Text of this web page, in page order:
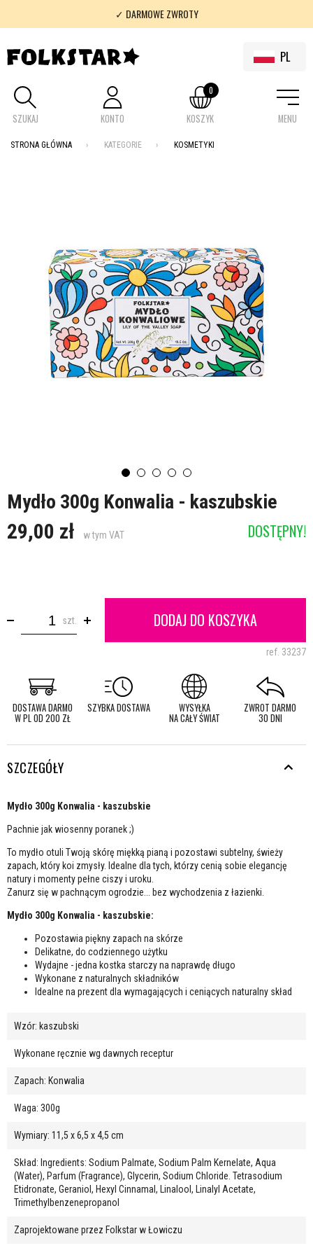
✓ DARMOWE ZWROTY
✓ 100% FOLKLOR
PL
SZUKAJ KONTO KOSZYK
0
MENU
STRONA GŁÓWNA KATEGORIE KOSMETYKI
Mydło 300g Konwalia - kaszubskie
29,00 zł w tym VAT DOSTĘPNY!
szt. DODAJ DO KOSZYKA
ref. 33237
DOSTAWA DARMO
W PL OD 200 ZŁ
SZYBKA DOSTAWA WYSYŁKA
NA CAŁY ŚWIAT
ZWROT DARMO
30 DNI
SZCZEGÓŁY
Mydło 300g Konwalia - kaszubskie
Pachnie jak wiosenny poranek ;)
To mydło otuli Twoją skórę miękką pianą i pozostawi subtelny, świeży
zapach, który koi zmysły. Idealne dla tych, którzy cenią sobie elegancję
natury i momenty pełne ciszy i uroku.
Zanurz się w pachnącym ogrodzie... bez wychodzenia z łazienki.
Mydło 300g Konwalia - kaszubskie:
Pozostawia piękny zapach na skórze
Delikatne, do codziennego użytku
Wydajne - jedna kostka starczy na naprawdę długo
Wykonane z naturalnych składników
Idealne na prezent dla wymagających i ceniących naturalny skład
Wzór: kaszubski
Wykonane ręcznie wg dawnych receptur
Zapach: Konwalia
Waga: 300g
Wymiary: 11,5 x 6,5 x 4,5 cm
Skład: Ingredients: Sodium Palmate, Sodium Palm Kernelate, Aqua
(Water), Parfum (Fragrance), Glycerin, Sodium Chloride. Tetrasodium
Etidronate, Geraniol, Hexyl Cinnamal, Linalool, Linalyl Acetate,
Trimethylbenzenepropanol
Zaprojektowane przez Folkstar w Łowiczu